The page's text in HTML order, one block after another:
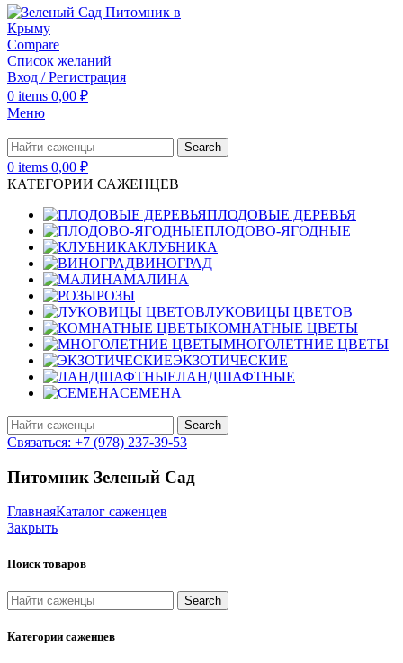
Compare
Список желаний
Вход / Регистрация
0 items 0,00 ₽
Меню
Search
0 items 0,00 ₽
КАТЕГОРИИ САЖЕНЦЕВ
ПЛОДОВЫЕ ДЕРЕВЬЯ
ПЛОДОВО-ЯГОДНЫЕ
КЛУБНИКА
ВИНОГРАД
МАЛИНА
РОЗЫ
ЛУКОВИЦЫ ЦВЕТОВ
КОМНАТНЫЕ ЦВЕТЫ
МНОГОЛЕТНИЕ ЦВЕТЫ
ЭКЗОТИЧЕСКИЕ
ЛАНДШАФТНЫЕ
СЕМЕНА
Search
Связаться: +7 (978) 237-39-53
Питомник Зеленый Сад
ГлавнаяКаталог саженцев
Закрыть
Поиск товаров
Search
Категории саженцев